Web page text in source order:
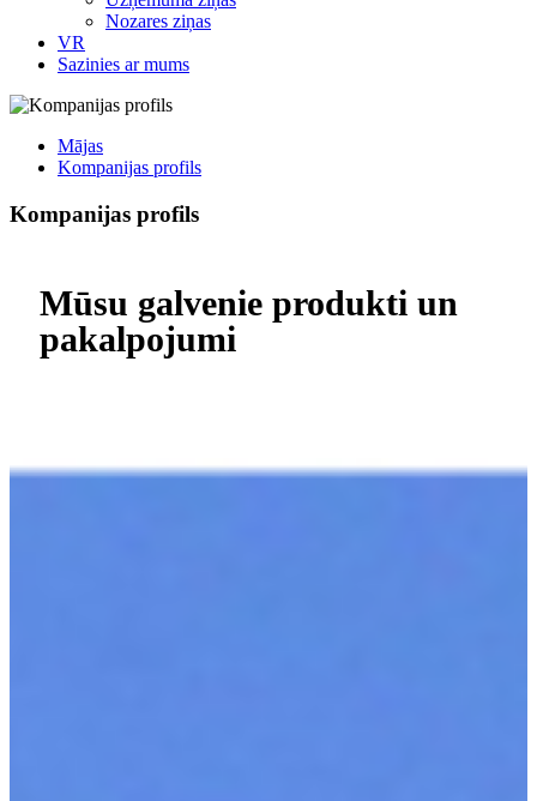
Nozares ziņas
VR
Sazinies ar mums
Mājas
Kompanijas profils
Kompanijas profils
Mūsu galvenie produkti un
pakalpojumi